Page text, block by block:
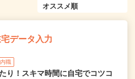
データ入力
職
り！スキマ時間に自宅でコツコ